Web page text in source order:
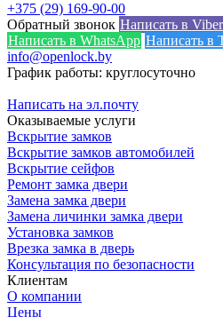
+375 (29) 169-90-00
Обратный звонок Написать в Viber
Написать в WhatsApp Написать в
info@openlock.by
График работы: круглосуточно
Написать на эл.почту
Оказываемые услуги
Вскрытие замков
Вскрытие замков автомобилей
Вскрытие сейфов
Ремонт замка двери
Замена замка двери
Замена личинки замка двери
Установка замков
Врезка замка в дверь
Консультация по безопасности
Клиентам
О компании
Цены